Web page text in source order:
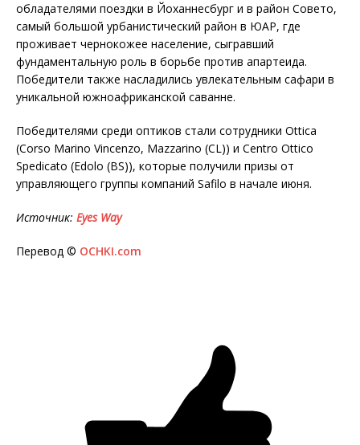
обладателями поездки в Йоханнесбург и в район Совето,
самый большой урбанистический район в ЮАР, где
проживает чернокожее население, сыгравший
фундаментальную роль в борьбе против апартеида.
Победители также насладились увлекательным сафари в
уникальной южноафриканской саванне.
Победителями среди оптиков стали сотрудники Ottica
(Corso Marino Vincenzo, Mazzarino (CL)) и Centro Ottico
Spedicato (Edolo (BS)), которые получили призы от
управляющего группы компаний Safilo в начале июня.
Источник: Eyes Way
Перевод © OCHKI.com